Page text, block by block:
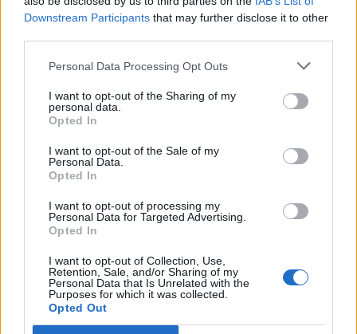
Downstream Participants that may further disclose it to other
Personal Data Processing Opt Outs
I want to opt-out of the Sharing of my
personal data.
Opted In
I want to opt-out of the Sale of my
Personal Data.
Opted In
I want to opt-out of processing my
Personal Data for Targeted Advertising.
Opted In
I want to opt-out of Collection, Use,
Retention, Sale, and/or Sharing of my
Personal Data that Is Unrelated with the
Purposes for which it was collected.
Opted Out
Castanheira de Pera foi um dos palcos
da 25ª edição do Volleyball Summer